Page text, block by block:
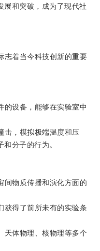
展和突破，成为了现代社
着当今科技创新的重要
设备，能够在实验室中
，模拟极端温度和压
分子的行为。
物质传播和演化方面的
得了前所未有的实验条
体物理、核物理等多个